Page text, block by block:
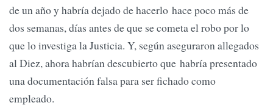
de un año y habría dejado de hacerlo hace poco más de
dos semanas, días antes de que se cometa el robo por lo
que lo investiga la Justicia. Y, según aseguraron allegados
al Diez, ahora habrían descubierto que habría presentado
una documentación falsa para ser fichado como
empleado.